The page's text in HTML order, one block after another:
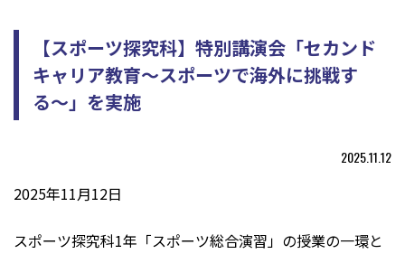
【スポーツ探究科】特別講演会「セカンド
キャリア教育〜スポーツで海外に挑戦す
る〜」を実施
2025.11.12
2025年11月12日
スポーツ探究科1年「スポーツ総合演習」の授業の一環と